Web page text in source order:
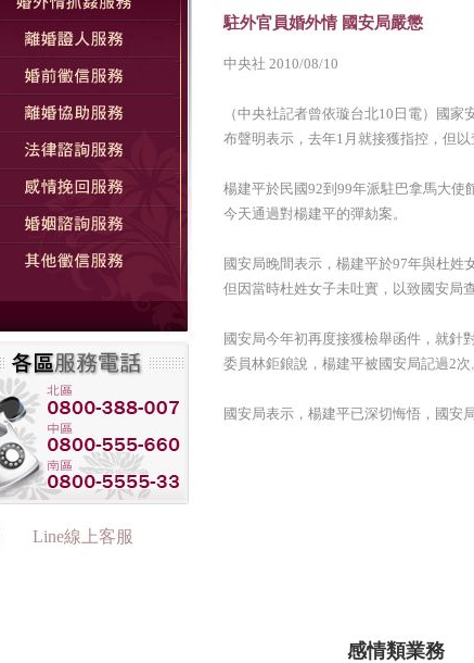
駐外官員婚外情 國安局嚴懲
中央社 2010/08/10
（中央社記者曾依璇台北10日電）國
布聲明表示，去年1月就接獲指控，但
楊建平於民國92到99年派駐巴拿馬大使
今天通過對楊建平的彈劾案。
國安局晚間表示，楊建平於97年與杜姓
但因當時杜姓女子未吐實，以致國安局
國安局今年初再度接獲檢舉函件，就針
委員林鉅鋃說，楊建平被國安局記過2次
國安局表示，楊建平已深切悔悟，國安
感情類業務